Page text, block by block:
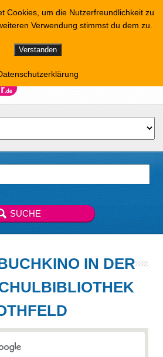
IN DER
Cookies, um die Nutzerfreundlichkeit zu
Verwendung stimmst du dem zu.
Verstanden